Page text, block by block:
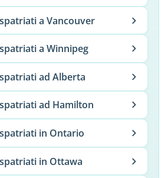
a Vancouver
a Winnipeg
ad Alberta
ad Hamilton
in Ontario
in Ottawa